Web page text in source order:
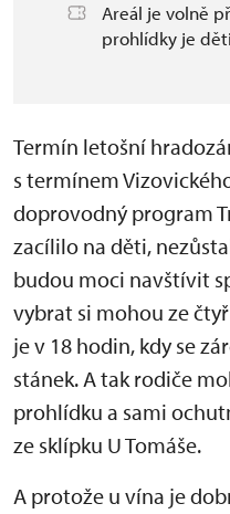
Areál je volně
prohlídky je
Termín letošní
s termínem
doprovodný program
zacílilo na děti,
budou moci navštívit
vybrat si mohou ze
je v 18 hodin, kdy se
stánek. A tak rodiče
prohlídku a sami
ze sklípku U Tomáše.
A protože u vína je